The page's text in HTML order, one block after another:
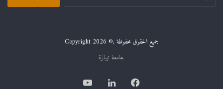
جميع الحقوق محفوظة ,© Copyright 2026
جامعة تيبازة
فيسبوكلينكدإن يوتيوب